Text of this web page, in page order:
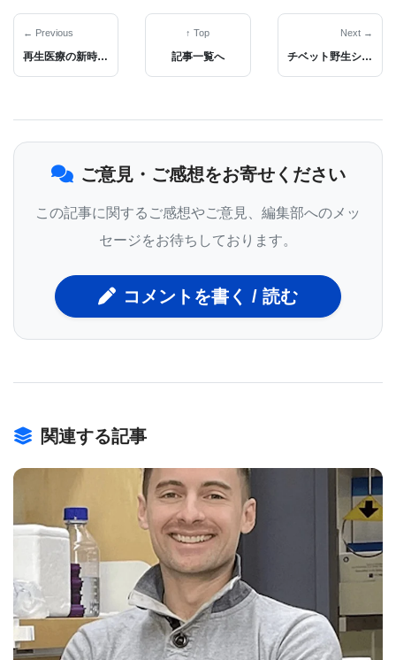
手法を開発し、その情報を基にさらなる発見を目指
しています。」
プロテオミクスの力を活かす
新しい研究は、細胞間コミュニケーションに関する
野）の可能性を示しています。
「まずプロテオミクスのツールを構築し、それを特
科学から免疫学まで、そしてハエからヒトに至るま
プロテオミクスツール「PEELing」の開発
リー博士はスタンフォード大学で大学院生およびポ
スドクとして研究を行い、細胞表面に存在するタン
パク質を解析するための手法とツールを開発しまし
← Previous
再生医療の新時代：脂肪由来幹細胞を活用した骨再生技術
↑ Top
記事一覧へ
Next →
チベット野生シャクヤクのゲノム研究で進化の謎に迫る
ご意見・ご感想をお寄せください
この記事に関するご感想やご意見、編集部へのメッ
セージをお待ちしております。
コメントを書く / 読む
関連する記事
BIOMARKET JP